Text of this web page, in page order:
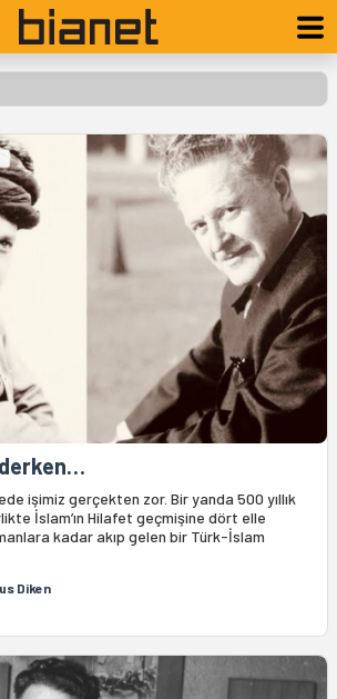
derken…
işimiz gerçekten zor. Bir yanda 500 yıllık
İslam’ın Hilafet geçmişine dört elle
kadar akıp gelen bir Türk-İslam
Diken